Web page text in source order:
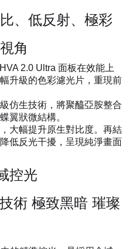
、低反射、極彩
角
2.0 Ultra 面板在效能上
升級的色彩濾光片，重現前
仿生技術，將聚醯亞胺整合
翼狀微結構。
大幅提升原生對比度。再結
低反光干擾，呈現純淨畫面
控光
術 極致黑暗 璀璨